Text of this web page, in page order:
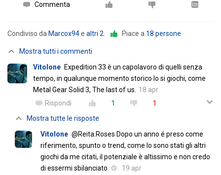
Commenta
Condiviso da Marcox94e altri 2 Piace a 18 persone
Mostra tutti i commenti
Vitolone Expedition 33 è un capolavoro di quelli senza
tempo, in qualunque momento storico lo si giochi, come
Metal Gear Solid 3, The last of us.
18 apr
Rispondi
1
1
Mostra tutte le risposte
Vitolone @Reita.Roses Dopo un anno é preso come
riferimento, spunto o trend, come lo sono stati gli altri
giochi da me citati, il potenziale è altissimo e non credo
di essermi sbilanciato
19 apr